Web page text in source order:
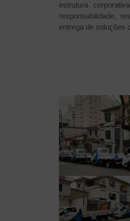
estrutura
responsabilidade,
entrega de soluções